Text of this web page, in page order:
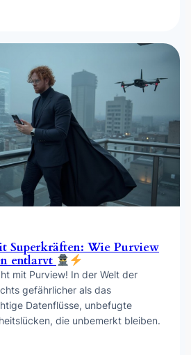
Superkräften: Wie Purview
entlarvt
mit Purview! In der Welt der
gefährlicher als das
Datenflüsse, unbefugte
die unbemerkt bleiben.